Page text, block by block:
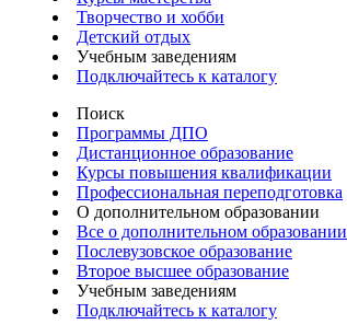
Творчество и хобби
Детский отдых
Учебным заведениям
Подключайтесь к каталогу
Поиск
Программы ДПО
Дистанционное образование
Курсы повышения квалификации
Профессиональная переподготовка
О дополнительном образовании
Все о дополнительном образовании
Послевузовское образование
Второе высшее образование
Учебным заведениям
Подключайтесь к каталогу